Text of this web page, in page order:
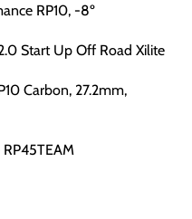
RP10, -8º
Start Up Off Road Xilite
Carbon, 27.2mm,